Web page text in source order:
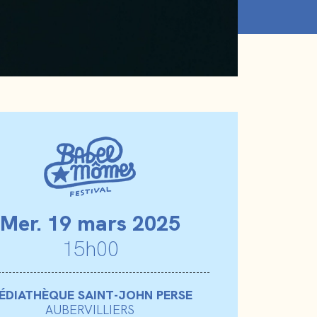
Mer. 19 mars 2025
15h00
SAINT-JOHN PERSE
AUBERVILLIERS